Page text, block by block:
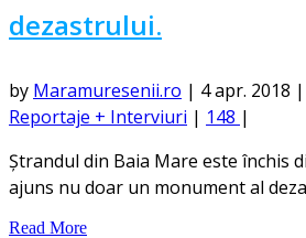
dezastrului.
by Maramuresenii.ro | 4 apr. 2018 |
Reportaje + Interviuri | 148 |
Ștrandul din Baia Mare este închis
ajuns nu doar un monument al
Read More